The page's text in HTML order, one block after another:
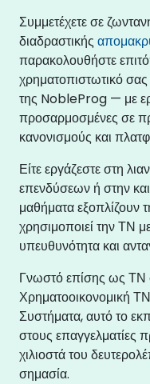
Συμμετέχετε σε
διαδραστικής
παρακολουθήστε
χρηματοπιστωτικό
της NobleProg — με
προσαρμοσμένες σε
κανονισμούς και
Είτε εργάζεστε στη
επενδύσεων ή στην
μαθήματα εξοπλίζουν
χρησιμοποιεί την ΤΝ
υπευθυνότητα και
Γνωστό επίσης ως ΤΝ
Χρηματοοικονομική
Συστήματα, αυτό το
στους επαγγελματίες
χιλιοστά του
σημασία.